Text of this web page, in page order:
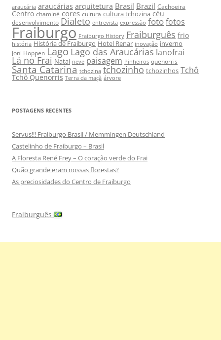
araucária araucárias arquitetura Brasil Brazil Cachoeira
Centro chaminé cores cultura cultura tchozina céu
desenvolvimento Dialeto entrevista expressão fotofotos
Fraiburgo Fraiburgo History Fraiburguês frio
história História de Fraiburgo Hotel Renar inovação inverno
Joni Hoppen Lago Lago das Araucárias lanofrai
Lá no Frai Natal neve paisagem Pinheiros quenorris
Santa Catarina tchozina tchozinho tchozinhos Tchô
Tchô Quenorris Terra da maçã árvore
POSTAGENS RECENTES
Servus!!! Fraiburgo Brasil / Memmingen Deutschland
Castelinho de Fraiburgo – Brasil
A Floresta René Frey – O coração verde do Frai
Quão grande eram nossas florestas?
As preciosidades do Centro de Fraiburgo
Fraiburguês